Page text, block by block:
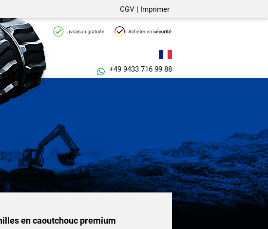
CGV | Imprimer
+49 9433 716 99 88
en caoutchouc premium